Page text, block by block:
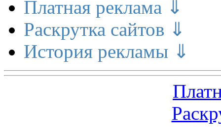
Платная реклама ⇓
Раскрутка сайтов ⇓
История рекламы ⇓